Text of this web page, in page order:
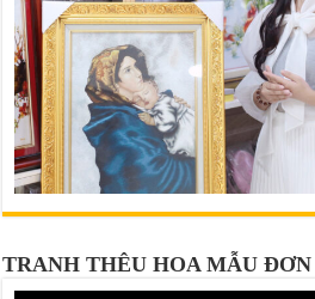
TRANH THÊU HOA MẪU ĐƠN